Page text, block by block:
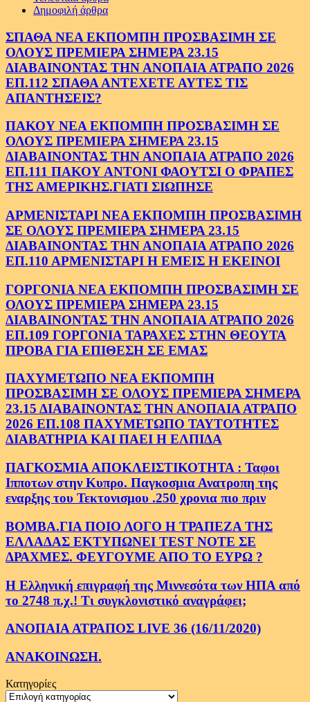
Δημοφιλή άρθρα
ΣΠΑΘΑ ΝΕΑ ΕΚΠΟΜΠΗ ΠΡΟΣΒΑΣΙΜΗ ΣΕ
ΟΛΟΥΣ ΠΡΕΜΙΕΡΑ ΣΗΜΕΡΑ 23.15
ΔΙΑΒΑΙΝΟΝΤΑΣ ΤΗΝ ΑΝΟΠΑΙΑ ΑΤΡΑΠΟ 2026
ΕΠ.112 ΣΠΑΘΑ ΑΝΤΕΧΕΤΕ ΑΥΤΕΣ ΤΙΣ
ΑΠΑΝΤΗΣΕΙΣ?
ΠΑΚΟΥ ΝΕΑ ΕΚΠΟΜΠΗ ΠΡΟΣΒΑΣΙΜΗ ΣΕ
ΟΛΟΥΣ ΠΡΕΜΙΕΡΑ ΣΗΜΕΡΑ 23.15
ΔΙΑΒΑΙΝΟΝΤΑΣ ΤΗΝ ΑΝΟΠΑΙΑ ΑΤΡΑΠΟ 2026
ΕΠ.111 ΠΑΚΟΥ ΑΝΤΟΝΙ ΦΑΟΥΤΣΙ Ο ΦΡΑΠΕΣ
ΤΗΣ ΑΜΕΡΙΚΗΣ.ΓΙΑΤΙ ΣΙΩΠΗΣΕ
ΑΡΜΕΝΙΣΤΑΡΙ ΝΕΑ ΕΚΠΟΜΠΗ ΠΡΟΣΒΑΣΙΜΗ
ΣΕ ΟΛΟΥΣ ΠΡΕΜΙΕΡΑ ΣΗΜΕΡΑ 23.15
ΔΙΑΒΑΙΝΟΝΤΑΣ ΤΗΝ ΑΝΟΠΑΙΑ ΑΤΡΑΠΟ 2026
ΕΠ.110 ΑΡΜΕΝΙΣΤΑΡΙ Η ΕΜΕΙΣ Η ΕΚΕΙΝΟΙ
ΓΟΡΓΟΝΙΑ ΝΕΑ ΕΚΠΟΜΠΗ ΠΡΟΣΒΑΣΙΜΗ ΣΕ
ΟΛΟΥΣ ΠΡΕΜΙΕΡΑ ΣΗΜΕΡΑ 23.15
ΔΙΑΒΑΙΝΟΝΤΑΣ ΤΗΝ ΑΝΟΠΑΙΑ ΑΤΡΑΠΟ 2026
ΕΠ.109 ΓΟΡΓΟΝΙΑ ΤΑΡΑΧΕΣ ΣΤΗΝ ΘΕΟΥΤΑ
ΠΡΟΒΑ ΓΙΑ ΕΠΙΘΕΣΗ ΣΕ ΕΜΑΣ
ΠΑΧΥΜΕΤΩΠΟ ΝΕΑ ΕΚΠΟΜΠΗ
ΠΡΟΣΒΑΣΙΜΗ ΣΕ ΟΛΟΥΣ ΠΡΕΜΙΕΡΑ ΣΗΜΕΡΑ
23.15 ΔΙΑΒΑΙΝΟΝΤΑΣ ΤΗΝ ΑΝΟΠΑΙΑ ΑΤΡΑΠΟ
2026 ΕΠ.108 ΠΑΧΥΜΕΤΩΠΟ ΤΑΥΤΟΤΗΤΕΣ
ΔΙΑΒΑΤΗΡΙΑ ΚΑΙ ΠΑΕΙ Η ΕΛΠΙΔΑ
ΠΑΓΚΟΣΜΙΑ ΑΠΟΚΛΕΙΣΤΙΚΟΤΗΤΑ : Ταφοι
Ιπποτων στην Κυπρο. Παγκοσμια Ανατροπη της
εναρξης του Τεκτονισμου .250 χρονια πιο πριν
ΒΟΜΒΑ.ΓΙΑ ΠΟΙΟ ΛΟΓΟ Η ΤΡΑΠΕΖΑ ΤΗΣ
ΕΛΛΑΔΑΣ ΕΚΤΥΠΩΝΕΙ TEST NOTE ΣΕ
ΔΡΑΧΜΕΣ. ΦΕΥΓΟΥΜΕ ΑΠΟ ΤΟ ΕΥΡΩ ?
Η Ελληνική επιγραφή της Μιννεσότα των ΗΠΑ από
το 2748 π.χ.! Τι συγκλονιστικό αναγράφει;
ΑΝΟΠΑΙΑ ΑΤΡΑΠΟΣ LIVE 36 (16/11/2020)
ΑΝΑΚΟΙΝΩΣΗ.
Κατηγορίες
Κατηγορίες